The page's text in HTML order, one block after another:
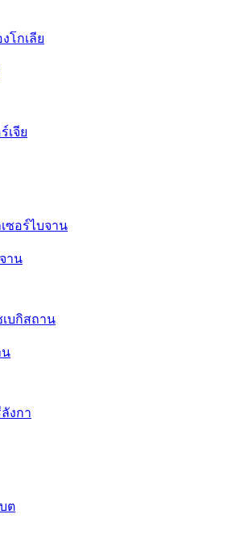
าน
น